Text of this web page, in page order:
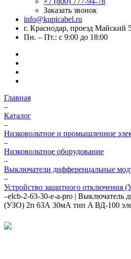
Заказать звонок
info@kupicabel.ru
г. Краснодар, проезд Майский
Пн. – Пт.: с 9:00 до 18:00
Главная
–
Каталог
–
Низковольтное и промышленное
–
Низковольтное оборудование
–
Выключатели дифференцальные
–
Устройство защитного отключения
–elcb-2-63-30-e-a-pro | Выключатель
(УЗО) 2п 63А 30мА тип A ВД-100